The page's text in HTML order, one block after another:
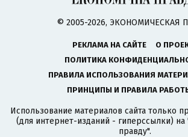
© 2005-2026, ЭКОНОМИЧЕСКАЯ
РЕКЛАМА НА САЙТЕ
О
ПОЛИТИКА
ПРАВИЛА ИСПОЛЬЗОВАНИЯ
ПРИНЦИПЫ И ПРАВИЛА
Использование материалов сайта только
(для интернет-изданий - гиперссылки)
правду".